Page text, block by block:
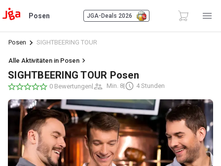
Posen JGA-Deals 2026
Posen SIGHTBEERING TOUR
Alle Aktivitäten in Posen
SIGHTBEERING TOUR Posen
0 Bewertungen| Min. 8| 4 Stunden